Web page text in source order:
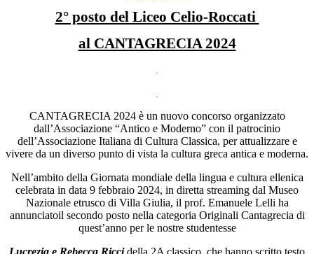
2° posto del Liceo Celio-Roccati
al CANTAGRECIA 2024
CANTAGRECIA 2024 è un nuovo concorso organizzato
dall’Associazione “Antico e Moderno” con il patrocinio
dell’Associazione Italiana di Cultura Classica, per attualizzare e
vivere da un diverso punto di vista la cultura greca antica e moderna.
Nell’ambito della Giornata mondiale della lingua e cultura ellenica
celebrata in data 9 febbraio 2024, in diretta streaming dal Museo
Nazionale etrusco di Villa Giulia, il prof. Emanuele Lelli ha
annunciatoil secondo posto nella categoria Originali Cantagrecia di
quest’anno per le nostre studentesse